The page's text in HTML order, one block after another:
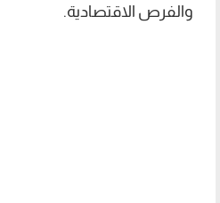
والفرص الاقتصادية.